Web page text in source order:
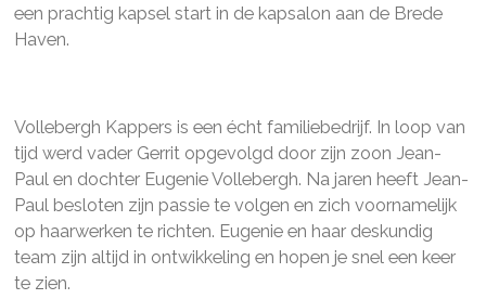
een prachtig kapsel start in de kapsalon aan de Brede
Haven.
Vollebergh Kappers is een écht familiebedrijf. In loop van
tijd werd vader Gerrit opgevolgd door zijn zoon Jean-
Paul en dochter Eugenie Vollebergh. Na jaren heeft Jean-
Paul besloten zijn passie te volgen en zich voornamelijk
op haarwerken te richten. Eugenie en haar deskundig
team zijn altijd in ontwikkeling en hopen je snel een keer
te zien.